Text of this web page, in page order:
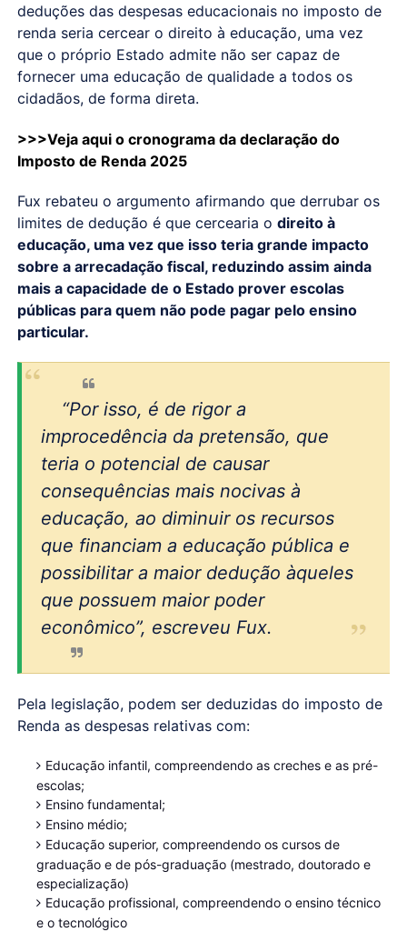
deduções das despesas educacionais no imposto de
renda seria cercear o direito à educação, uma vez
que o próprio Estado admite não ser capaz de
fornecer uma educação de qualidade a todos os
cidadãos, de forma direta.
>>>Veja aqui o cronograma da declaração do
Imposto de Renda 2025
Fux rebateu o argumento afirmando que derrubar os
limites de dedução é que cercearia o direito à
educação, uma vez que isso teria grande impacto
sobre a arrecadação fiscal, reduzindo assim ainda
mais a capacidade de o Estado prover escolas
públicas para quem não pode pagar pelo ensino
particular.
“Por isso, é de rigor a
improcedência da pretensão, que
teria o potencial de causar
consequências mais nocivas à
educação, ao diminuir os recursos
que financiam a educação pública e
possibilitar a maior dedução àqueles
que possuem maior poder
econômico”, escreveu Fux.
Pela legislação, podem ser deduzidas do imposto de
Renda as despesas relativas com:
Educação infantil, compreendendo as creches e as pré-
escolas;
Ensino fundamental;
Ensino médio;
Educação superior, compreendendo os cursos de
graduação e de pós-graduação (mestrado, doutorado e
especialização)
Educação profissional, compreendendo o ensino técnico
e o tecnológico